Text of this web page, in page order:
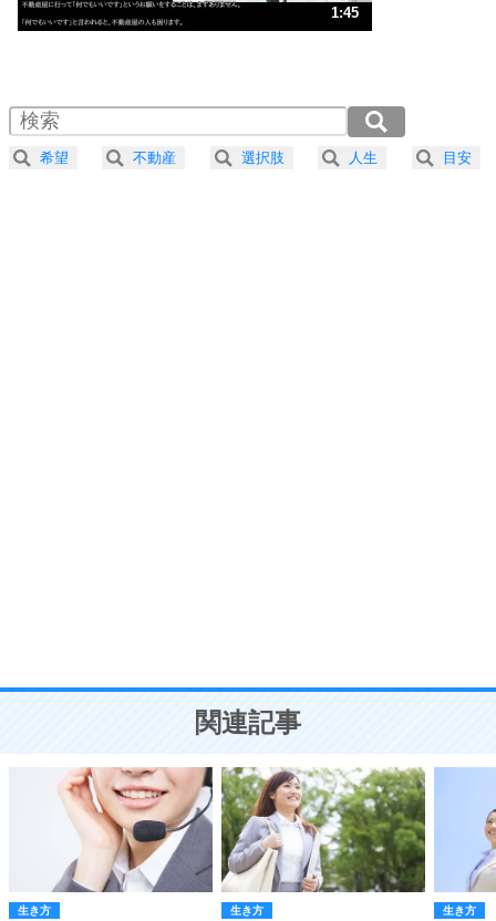
人生、なんとかなるもの。
気楽に生きる30の方法
4 器の大きい人は、怒りを優しさで表現する。
ことが大切。
1:45
2.0倍速 （207KB 52秒）
2.5倍速 （166KB 42秒）
3.0倍速 （138KB 35秒）
希望 不動産 選択肢 人生 目安
関連記事
生き方 生き方 生き方